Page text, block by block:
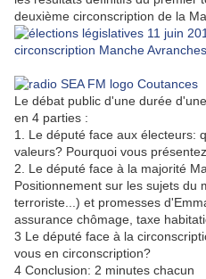
deuxième circonscription de la
Le débat public d'une durée
en 4 parties :
1. Le député face aux électeurs:
valeurs? Pourquoi vous
2. Le député face à la majorité
Positionnement sur les sujets du
terroriste...) et promesses
assurance chômage, taxe
3 Le député face à la
vous en circonscription?
4 Conclusion: 2 minutes chacun